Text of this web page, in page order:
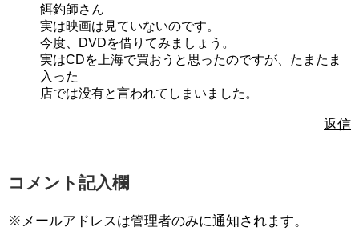
餌釣師さん
実は映画は見ていないのです。
今度、DVDを借りてみましょう。
実はCDを上海で買おうと思ったのですが、たまたま
入った
店では没有と言われてしまいました。
返信
コメント記入欄
※メールアドレスは管理者のみに通知されます。